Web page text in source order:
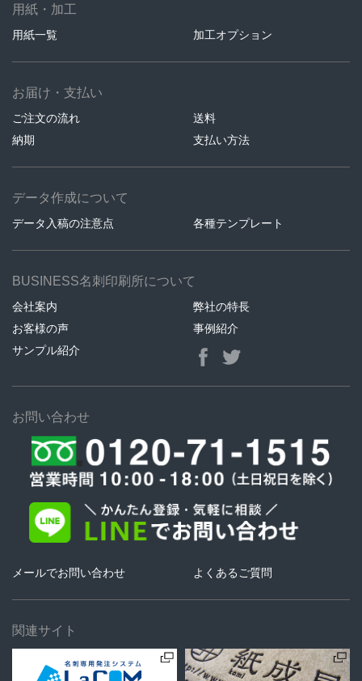
用紙・加工
用紙一覧 加工オプション
お届け・支払い
ご注文の流れ
送料
納期
支払い方法
データ作成について
データ入稿の注意点 各種テンプレート
BUSINESS名刺印刷所について
会社案内
弊社の特長
お客様の声
事例紹介
サンプル紹介
お問い合わせ
メールでお問い合わせ よくあるご質問
関連サイト